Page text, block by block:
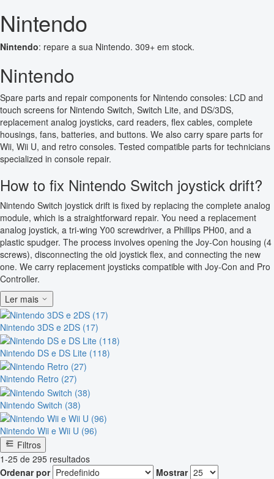
Nintendo
Nintendo: repare a sua Nintendo. 309+ em stock.
Nintendo
Spare parts and repair components for Nintendo consoles: LCD and
touch screens for Nintendo Switch, Switch Lite, and DS/3DS,
replacement analog joysticks, card readers, flex cables, complete
housings, fans, batteries, and buttons. We also carry spare parts for
Wii, Wii U, and retro consoles. Tested compatible parts for technicians
specialized in console repair.
How to fix Nintendo Switch joystick drift?
Nintendo Switch joystick drift is fixed by replacing the complete analog
module, which is a straightforward repair. You need a replacement
analog joystick, a tri-wing Y00 screwdriver, a Phillips PH00, and a
plastic spudger. The process involves opening the Joy-Con housing (4
screws), disconnecting the old joystick flex, and connecting the new
one. We carry replacement joysticks compatible with Joy-Con and Pro
Controller.
Ler mais
Nintendo 3DS e 2DS (17)
Nintendo DS e DS Lite (118)
Nintendo Retro (27)
Nintendo Switch (38)
Nintendo Wii e Wii U (96)
Filtros
1-25 de 295 resultados
Ordenar por
Mostrar